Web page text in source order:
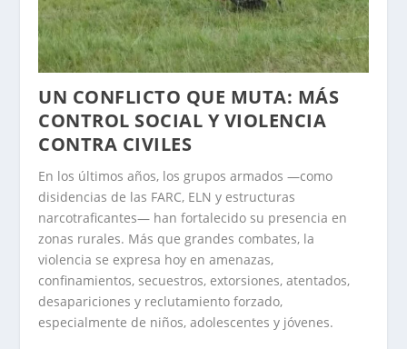
UN CONFLICTO QUE MUTA: MÁS
CONTROL SOCIAL Y VIOLENCIA
CONTRA CIVILES
En los últimos años, los grupos armados —como
disidencias de las FARC, ELN y estructuras
narcotraficantes— han fortalecido su presencia en
zonas rurales. Más que grandes combates, la
violencia se expresa hoy en amenazas,
confinamientos, secuestros, extorsiones, atentados,
desapariciones y reclutamiento forzado,
especialmente de niños, adolescentes y jóvenes.